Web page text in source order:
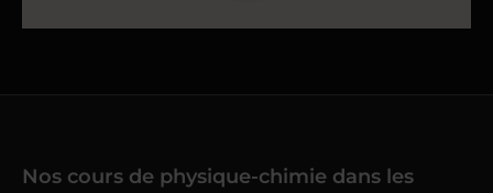
Nos cours de physique-chimie dans les